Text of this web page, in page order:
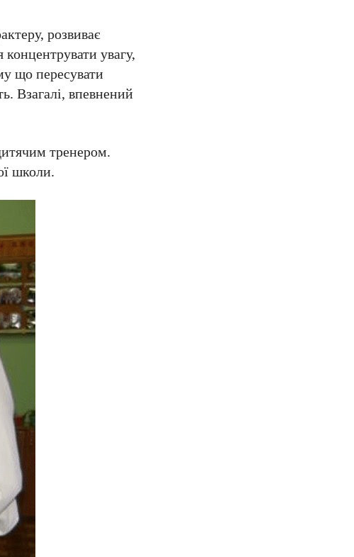
розвиває
увагу,
що пересувати
Взагалі, впевнений
тренером.
школи.